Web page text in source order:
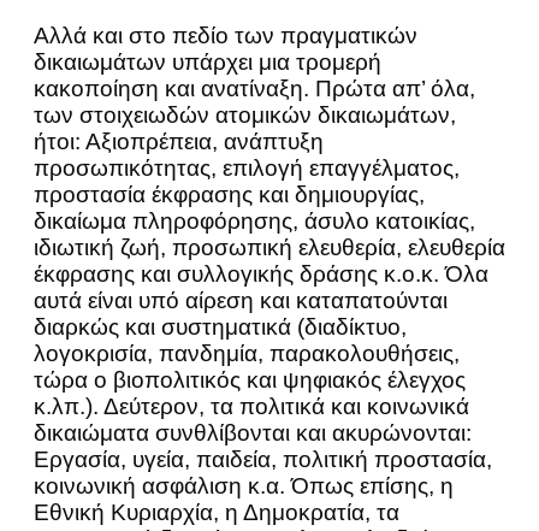
Αλλά και στο πεδίο των πραγματικών
δικαιωμάτων υπάρχει μια τρομερή
κακοποίηση και ανατίναξη. Πρώτα απ’ όλα,
των στοιχειωδών ατομικών δικαιωμάτων,
ήτοι: Αξιοπρέπεια, ανάπτυξη
προσωπικότητας, επιλογή επαγγέλματος,
προστασία έκφρασης και δημιουργίας,
δικαίωμα πληροφόρησης, άσυλο κατοικίας,
ιδιωτική ζωή, προσωπική ελευθερία, ελευθερία
έκφρασης και συλλογικής δράσης κ.ο.κ. Όλα
αυτά είναι υπό αίρεση και καταπατούνται
διαρκώς και συστηματικά (διαδίκτυο,
λογοκρισία, πανδημία, παρακολουθήσεις,
τώρα ο βιοπολιτικός και ψηφιακός έλεγχος
κ.λπ.). Δεύτερον, τα πολιτικά και κοινωνικά
δικαιώματα συνθλίβονται και ακυρώνονται:
Εργασία, υγεία, παιδεία, πολιτική προστασία,
κοινωνική ασφάλιση κ.α. Όπως επίσης, η
Εθνική Κυριαρχία, η Δημοκρατία, τα